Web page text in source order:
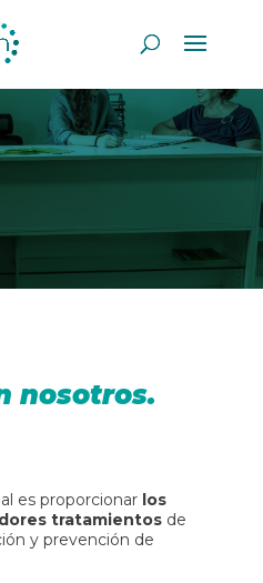
nosotros.
es proporcionar los
tratamientosde
y prevención de